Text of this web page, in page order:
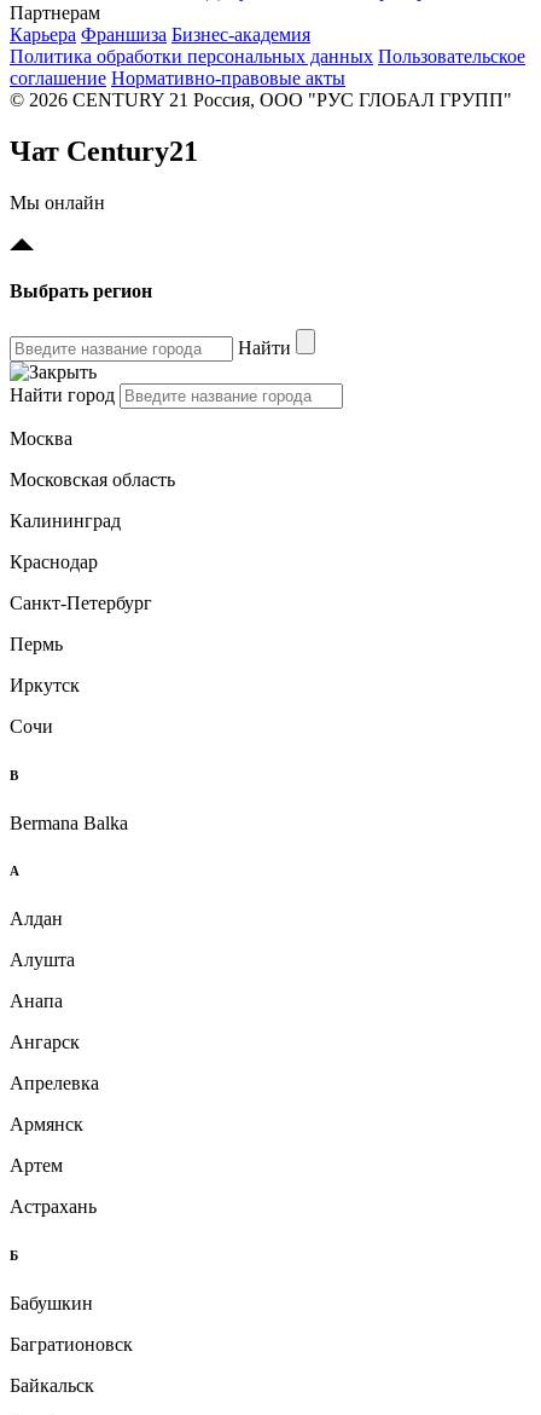
Партнерам
Карьера Франшиза Бизнес-академия
Политика обработки персональных данных Пользовательское
соглашение Нормативно-правовые акты
© 2026 CENTURY 21 Россия, ООО "РУС ГЛОБАЛ ГРУПП"
Чат Century21
Мы онлайн
Выбрать регион
Найти
Найти город
Москва
Московская область
Калининград
Краснодар
Санкт-Петербург
Пермь
Иркутск
Сочи
B
Bermana Balka
А
Алдан
Алушта
Анапа
Ангарск
Апрелевка
Армянск
Артем
Астрахань
Б
Бабушкин
Багратионовск
Байкальск